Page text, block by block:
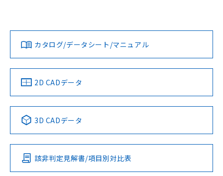
ダウンロードデータをご利用いただく前に、以下を必ずお読
みください。
ソフトウェアの使用条件
対応済み
中国 RoHS 注意事項・凡例
Pb Hg Cd Cr(VI)
O
LR型式承認
（イギリス
船舶規格）
DNV型式承認
（ノルウェー
BV型式承認
（フランス
KR型式
（韓国
No No No No
この製品の規格認証/適合状況ページへ
その他の認証はこちらのページからご検索ください
カタログ/データシート/マニュアル
2D CADデータ
3D CADデータ
該非判定見解書/項目別対比表
※当社の共同利用者とは、"個人情報
の共同利用に関して"
の「1.共同利
用者の範囲」に記載されている法人を
※本証明書は発行日時点で非含有を証明す
るもので、過去に遡って非含有を証明する
ものではありません。
また、RoHS指令のフタル酸エステル類４
既に当社にて対応品への在庫切替を完了
していることから、特段のことがない限
り、2022年1月12日より割愛しておりま